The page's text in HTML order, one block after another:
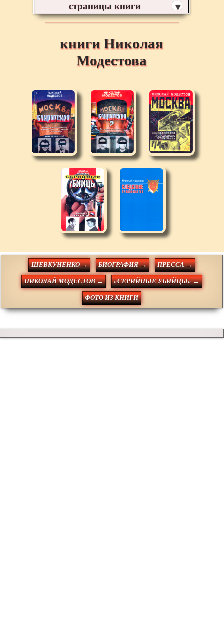
страницы книги ▼
книги Николая
Модестова
ШЕВКУНЕНКО → БИОГРАФИЯ → ПРЕССА →
НИКОЛАЙ МОДЕСТОВ → «СЕРИЙНЫЕ УБИЙЦЫ» →
ФОТО ИЗ КНИГИ